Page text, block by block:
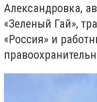
Александровка,
«Зеленый Гай»,
«Россия» и